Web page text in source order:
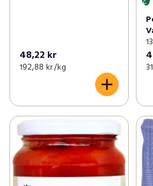
48,22 kr
192,88 kr /kg